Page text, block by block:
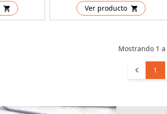
Ver producto
Mostrando 1 a
1